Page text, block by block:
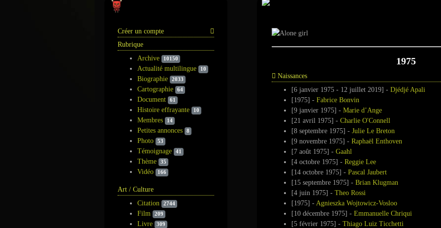
Créer un compte
Rubrique
Archive
10150
Actualité multilingue 10
Biographie 2033
Cartographie 64
Document 61
Histoire effrayante 10
Membres 14
Petites annonces 8
Photo 53
Témoignage 41
Thème 35
Vidéo 166
Art / Culture
Citation
2744
Film 209
Livre 309
1975
Naissances
[6 janvier 1975 - 12 juillet 2019] - Djédjé Apali
[1975] - Fabrice Bonvin
[9 janvier 1975] - Marie d’Ange
[21 avril 1975] - Charlie O'Connell
[8 septembre 1975] - Julie Le Breton
[9 novembre 1975] - Raphaël Enthoven
[7 août 1975] - Gaahl
[4 octobre 1975] - Reggie Lee
[14 octobre 1975] - Pascal Jaubert
[15 septembre 1975] - Brian Klugman
[4 juin 1975] - Theo Rossi
[1975] - Agnieszka Wojtowicz-Vosloo
[10 décembre 1975] - Emmanuelle Chriqui
[5 février 1975] - Thiago Luiz Ticchetti